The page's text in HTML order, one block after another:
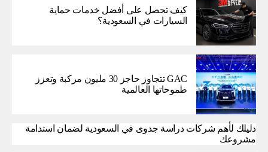
كيف تحصل على أفضل خدمات حماية
السيارات في السعودية؟
GAC تتجاوز حاجز 30 مليون مركبة وتعزز
طموحاتها العالمية
دليلك لأهم شركات دراسة جدوى في السعودية لضمان استدامة
مشروعك